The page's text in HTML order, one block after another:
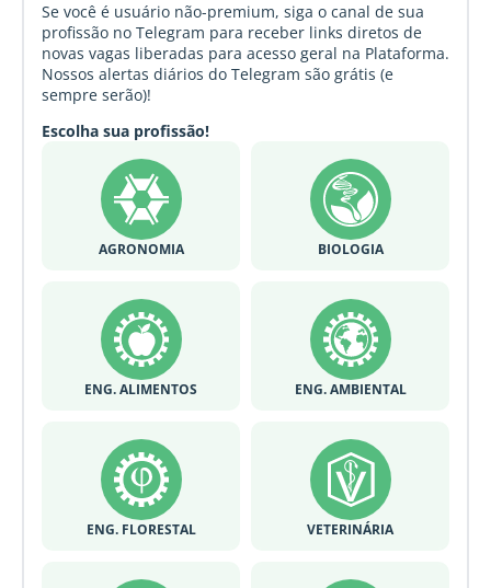
Se você é usuário não-premium, siga o canal de sua
profissão no Telegram para receber links diretos de
novas vagas liberadas para acesso geral na Plataforma.
Nossos alertas diários do Telegram são grátis (e
sempre serão)!
Escolha sua profissão!
AGRONOMIA BIOLOGIA
ENG. ALIMENTOS ENG. AMBIENTAL
ENG. FLORESTAL VETERINÁRIA